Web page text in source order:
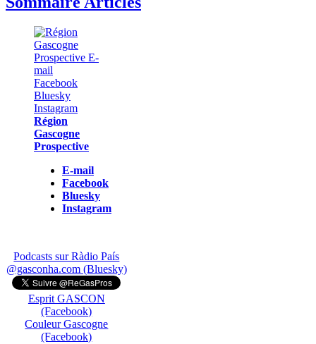
Région
Gascogne
Prospective
E-mail
Facebook
Bluesky
Instagram
Podcasts sur Ràdio País
@gasconha.com (Bluesky)
Esprit GASCON
(Facebook)
Couleur Gascogne
(Facebook)